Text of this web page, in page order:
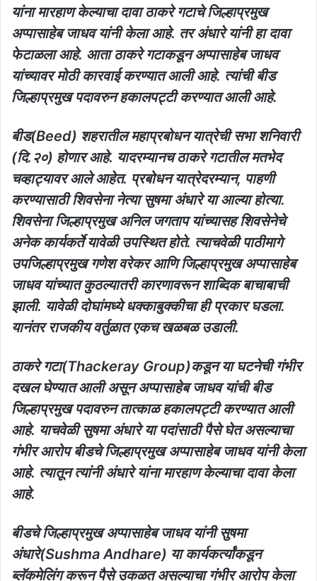
यांना मारहाण केल्याचा दावा ठाकरे गटाचे जिल्हाप्रमुख
अप्पासाहेब जाधव यांनी केला आहे. तर अंधारे यांनी हा दावा
फेटाळला आहे. आता ठाकरे गटाकडून अप्पासाहेब जाधव
यांच्यावर मोठी कारवाई करण्यात आली आहे. त्यांची बीड
जिल्हाप्रमुख पदावरुन हकालपट्टी करण्यात आली आहे.
बीड(Beed) शहरातील महाप्रबोधन यात्रेची सभा शनिवारी
(दि.२०) होणार आहे. यादरम्यानच ठाकरे गटातील मतभेद
चव्हाट्यावर आले आहेत. प्रबोधन यात्रेदरम्यान, पाहणी
करण्यासाठी शिवसेना नेत्या सुषमा अंधारे या आल्या होत्या.
शिवसेना जिल्हाप्रमुख अनिल जगताप यांच्यासह शिवसेनेचे
अनेक कार्यकर्ते यावेळी उपस्थित होते. त्याचवेळी पाठीमागे
उपजिल्हाप्रमुख गणेश वरेकर आणि जिल्हाप्रमुख अप्पासाहेब
जाधव यांच्यात कुठल्यातरी कारणावरून शाब्दिक बाचाबाची
झाली. यावेळी दोघांमध्ये धक्काबुक्कीचा ही प्रकार घडला.
यानंतर राजकीय वर्तुळात एकच खळबळ उडाली.
ठाकरे गटा(Thackeray Group)कडून या घटनेची गंभीर
दखल घेण्यात आली असून अप्पासाहेब जाधव यांची बीड
जिल्हाप्रमुख पदावरुन तात्काळ हकालपट्टी करण्यात आली
आहे. याचवेळी सुषमा अंधारे या पदांसाठी पैसे घेत असल्याचा
गंभीर आरोप बीडचे जिल्हाप्रमुख अप्पासाहेब जाधव यांनी केला
आहे. त्यातून त्यांनी अंधारे यांना मारहाण केल्याचा दावा केला
आहे.
बीडचे जिल्हाप्रमुख अप्पासाहेब जाधव यांनी सुषमा
अंधारे(Sushma Andhare) या कार्यकर्त्यांकडून
ब्लॅकमेलिंग करून पैसे उकळत असल्याचा गंभीर आरोप केला